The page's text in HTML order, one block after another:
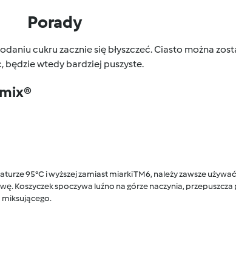
Porady
cukru zacznie się błyszczeć. Ciasto można
będzie wtedy bardziej puszyste.
95°C i wyższej zamiast miarki TM6, należy zawsze
Koszyczek spoczywa luźno na górze naczynia, przepuszcza